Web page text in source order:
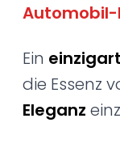
Ein
die Essenz
Eleganz